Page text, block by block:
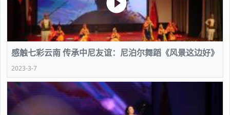
感触七彩云南 传承中尼友谊：尼泊尔舞蹈《风景这边好》
2023-3-7